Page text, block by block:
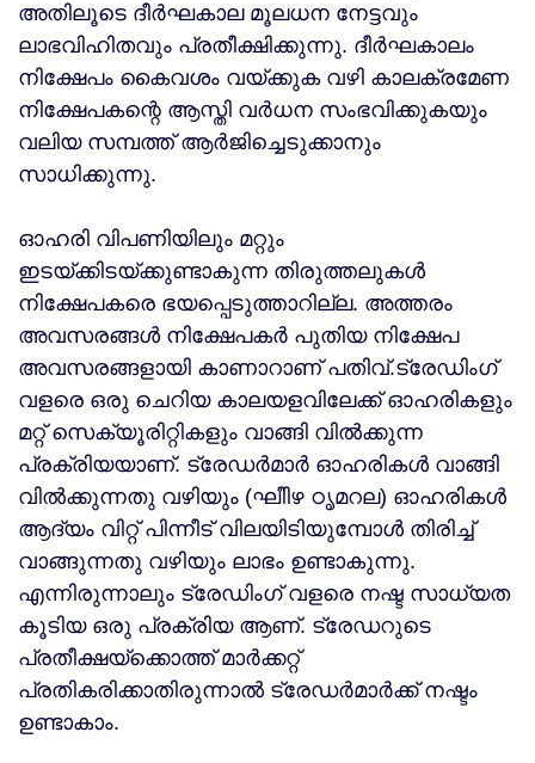
അതിലൂടെ ദീര്‍ഘകാല മൂലധന നേട്ടവും
ലാഭവിഹിതവും പ്രതീക്ഷിക്കുന്നു. ദീര്‍ഘകാലം
നിക്ഷേപം കൈവശം വയ്ക്കുക വഴി കാലക്രമേണ
നിക്ഷേപകന്റെ ആസ്തി വര്‍ധന സംഭവിക്കുകയും
വലിയ സമ്പത്ത് ആര്‍ജിച്ചെടുക്കാനും
സാധിക്കുന്നു.
ഓഹരി വിപണിയിലും മറ്റും
ഇടയ്ക്കിടയ്ക്കുണ്ടാകുന്ന തിരുത്തലുകള്‍
നിക്ഷേപകരെ ഭയപ്പെടുത്താറില്ല. അത്തരം
അവസരങ്ങള്‍ നിക്ഷേപകര്‍ പുതിയ നിക്ഷേപ
അവസരങ്ങളായി കാണാറാണ് പതിവ്.ട്രേഡിംഗ്
വളരെ ഒരു ചെറിയ കാലയളവിലേക്ക് ഓഹരികളും
മറ്റ് സെക്യൂരിറ്റികളും വാങ്ങി വില്‍ക്കുന്ന
പ്രക്രിയയാണ്. ട്രേഡര്‍മാര്‍ ഓഹരികള്‍ വാങ്ങി
വില്‍ക്കുന്നതു വഴിയും (ഘീിഴ ഠൃമറല) ഓഹരികള്‍
ആദ്യം വിറ്റ് പിന്നീട് വിലയിടിയുമ്പോള്‍ തിരിച്ച്
വാങ്ങുന്നതു വഴിയും ലാഭം ഉണ്ടാകുന്നു.
എന്നിരുന്നാലും ട്രേഡിംഗ് വളരെ നഷ്ട സാധ്യത
കൂടിയ ഒരു പ്രക്രിയ ആണ്. ട്രേഡറുടെ
പ്രതീക്ഷയ്ക്കൊത്ത് മാര്‍ക്കറ്റ്
പ്രതികരിക്കാതിരുന്നാല്‍ ട്രേഡര്‍മാര്‍ക്ക് നഷ്ടം
ഉണ്ടാകാം.